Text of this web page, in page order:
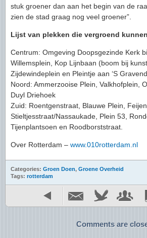
stuk groener dan aan het begin van de
zien de stad graag nog veel groener”.
Lijst van plekken die vergroend
Centrum: Omgeving Doopsgezinde Kerk
Willemsplein, Kop Lijnbaan (boom bij
Zijdewindeplein en Pleintje aan ‘S
Noord: Ammerzooise Plein, Valkhofplein,
Duyl Driehoek
Zuid: Roentgenstraat, Blauwe Plein,
Stieltjesstraat/Nassaukade, Plein 53,
Tijenplantsoen en Roodborststraat.
Over Rotterdam – www.010rotterdam.nl
Categories: Groen Doen, Groene Overheid
Tags: rotterdam
Comments are